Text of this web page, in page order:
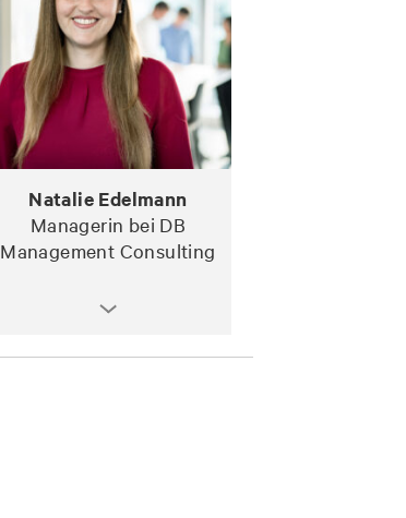
Natalie Edelmann
Managerin bei DB
Management Consulting